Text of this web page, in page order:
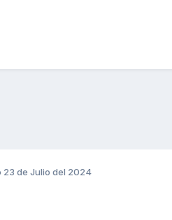
23 de Julio del 2024